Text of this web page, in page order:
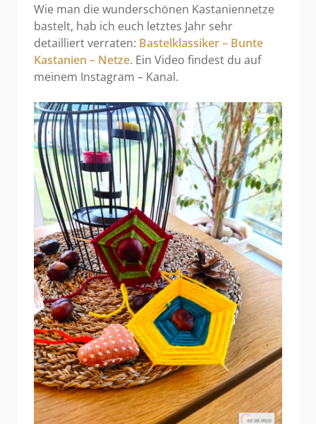
Wie man die wunderschönen Kastaniennetze
bastelt, hab ich euch letztes Jahr sehr
detailliert verraten: Bastelklassiker – Bunte
Kastanien – Netze. Ein Video findest du auf
meinem Instagram – Kanal.